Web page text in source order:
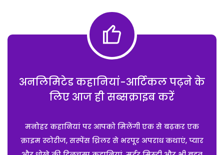
अनलिमिटेड कहानियां-आर्टिकल पढ़ने के
लिए आज ही सब्सक्राइब करें
मनोहर कहानियां पर आपको मिलेंगी एक से बढ़कर एक
क्राइम स्टोरीज, सस्पेंस थ्रिलर से भरपूर अपराध कथाएं, प्यार